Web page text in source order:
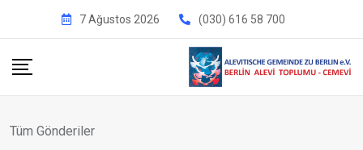
7 Ağustos 2026 (030) 616 58 700
Tüm Gönderiler